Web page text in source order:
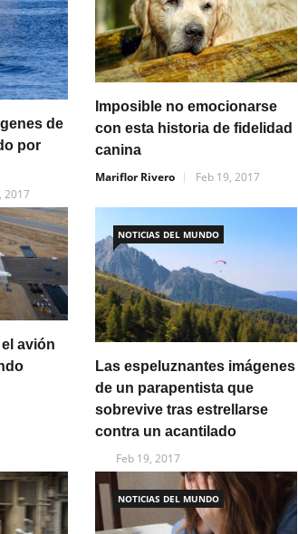
de
por
2017
Imposible no emocionarse
con esta historia de fidelidad
canina
Mariflor Rivero
Feb 19, 2017
avión
NOTICIAS DEL MUNDO
Las espeluznantes imágenes
de un parapentista que
sobrevive tras estrellarse
contra un acantilado
Feb 19, 2017
NOTICIAS DEL MUNDO